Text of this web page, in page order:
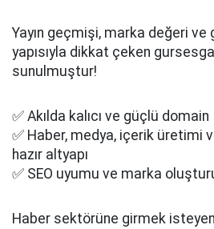
Yayın geçmişi, marka değeri ve
yapısıyla dikkat çeken
sunulmuştur!
✅ Akılda kalıcı ve güçlü domain
✅ Haber, medya, içerik üretimi
hazır altyapı
✅ SEO uyumu ve marka
Haber sektörüne girmek isteyen